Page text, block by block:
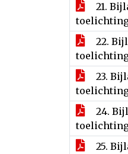
21.
toelichting
22.
23.
toelichting
24.
25.